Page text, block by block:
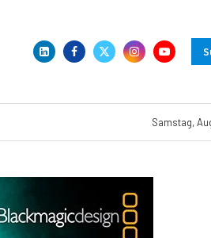
Samstag,